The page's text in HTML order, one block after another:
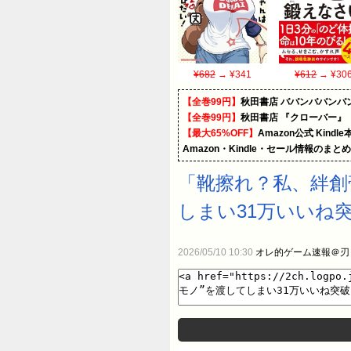
¥682 → ¥341 ¥612→
【全巻99円】 秋田書店 ババンババンバ
【全巻99円】 秋田書店 『クローバー』
【最大65%OFF】 Amazon公式 Kindle
Amazon・Kindle・セール情報のまと
「靴擦れ？私、絆
しまい31万いいね
2026/05/10 10:30 オレ的ゲーム速報＠刃